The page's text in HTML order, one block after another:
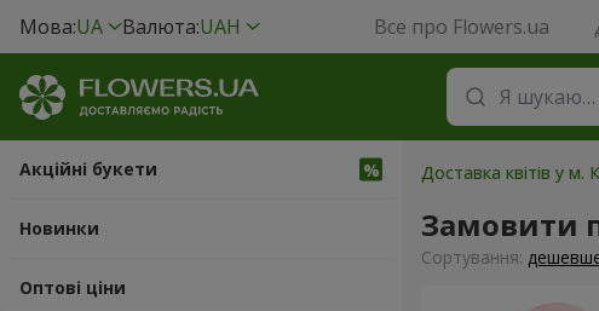
Мова:UA Валюта:UAH Все про Flowers.ua
Акційні букети
Новинки
Оптові ціни
Доставка квітів у м.
Замовити
Сортування: